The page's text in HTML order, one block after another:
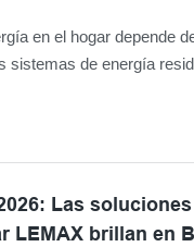
en el hogar depende
sistemas de energía
de la producción y la
rápida expansión.
Las
LEMAX brillan en